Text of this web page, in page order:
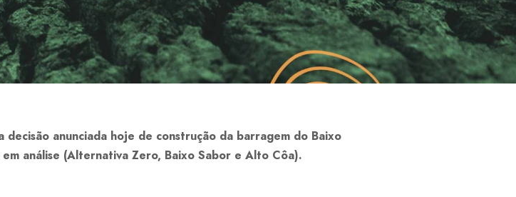
anunciada hoje de construção da barragem do Baixo
análise (Alternativa Zero, Baixo Sabor e Alto Côa).